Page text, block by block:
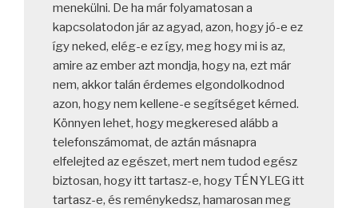
menekülni. De ha már folyamatosan a
kapcsolatodon jár az agyad, azon, hogy jó-e ez
így neked, elég-e ez így, meg hogy mi is az,
amire az ember azt mondja, hogy na, ezt már
nem, akkor talán érdemes elgondolkodnod
azon, hogy nem kellene-e segítséget kérned.
Könnyen lehet, hogy megkeresed alább a
telefonszámomat, de aztán másnapra
elfelejted az egészet, mert nem tudod egész
biztosan, hogy itt tartasz-e, hogy TÉNYLEG itt
tartasz-e, és reménykedsz, hamarosan meg